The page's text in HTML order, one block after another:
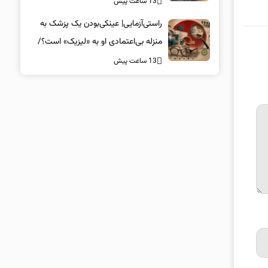
راستی‌آزمایی| عینکی‌بودن یک پزشک به
منزله بی‌اعتمادی او به «لیزیک» است؟/
جراحان، چشم فرزندان خود را لیزیک
13 ساعت پیش